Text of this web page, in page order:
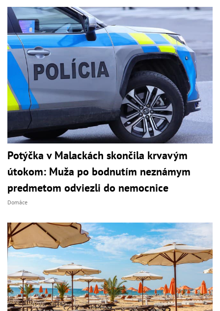
Potýčka v Malackách skončila krvavým
útokom: Muža po bodnutím neznámym
predmetom odviezli do nemocnice
Domáce